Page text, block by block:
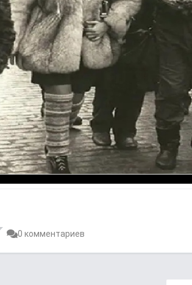
0 комментариев